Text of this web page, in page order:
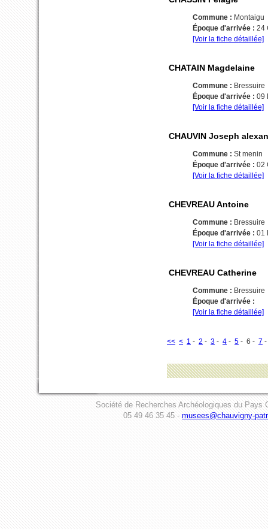
Commune : Montaigu
Époque d'arrivée : 24
[Voir la fiche détaillée]
CHATAIN Magdelaine
Commune : Bressuire
Époque d'arrivée : 09
[Voir la fiche détaillée]
CHAUVIN Joseph
Commune : St menin
Époque d'arrivée : 02
[Voir la fiche détaillée]
CHEVREAU Antoine
Commune : Bressuire
Époque d'arrivée : 01
[Voir la fiche détaillée]
CHEVREAU Catherine
Commune : Bressuire
Époque d'arrivée :
[Voir la fiche détaillée]
<< < 1 - 2 - 3 - 4 - 5 - 6 - 7
Société de Recherches Archéologiques du Pays
05 49 46 35 45 - musees@chauvigny-